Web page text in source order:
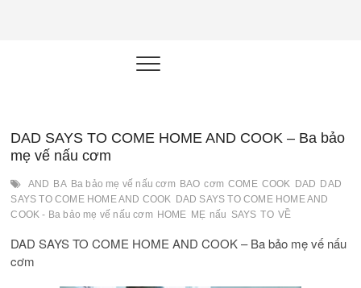
năng lực cá
thời đại AI
DAD SAYS TO COME HOME AND COOK – Ba bảo
mẹ vế nấu cơm
AND BA Ba bảo mẹ vế nấu cơm BAO cơm COME COOK DAD DAD
SAYS TO COME HOME AND COOK DAD SAYS TO COME HOME AND
COOK - Ba bảo mẹ vế nấu cơm HOME MẸ nấu SAYS TO VỀ
DAD SAYS TO COME HOME AND COOK – Ba bảo mẹ vế nấu
cơm